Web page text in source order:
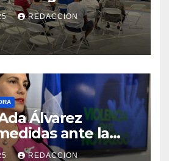
REDACCION
Álvarez
ante la
el noviazgo
REDACCION